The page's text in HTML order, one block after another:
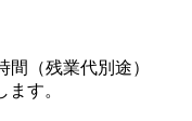
間（残業代別途）
す。